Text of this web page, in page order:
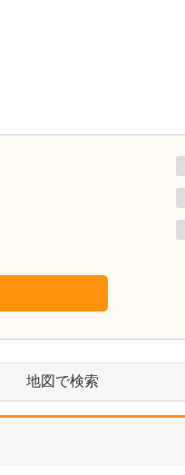
地図で検索
科医院扇町
真也院長
の特長を教えてください。
マリ・ケアを実践